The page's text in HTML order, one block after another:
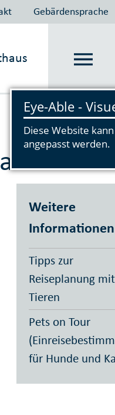
Gebärdensprache
Vorlesen
Weitere
Informationen
Tipps zur
Reiseplanung mit
Tieren
Pets on Tour
für Hunde und